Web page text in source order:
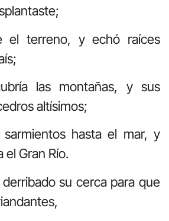
el terreno, y echó raíces
las montañas, y sus
altísimos;
sarmientos hasta el mar, y
el Gran Río.
su cerca para que